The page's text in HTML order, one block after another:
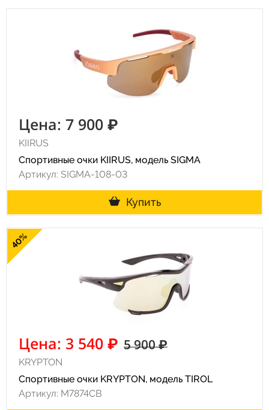
Цена: 7 900 ₽
KIIRUS
Спортивные очки KIIRUS, модель SIGMA
Артикул: SIGMA-108-03
Купить
40%
Цена: 3 540 ₽ 5 900 ₽
KRYPTON
Спортивные очки KRYPTON, модель TIROL
Артикул: M7874CB